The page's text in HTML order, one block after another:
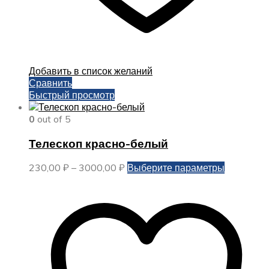
Добавить в список желаний
Сравнить
Быстрый просмотр
0 out of 5
Телескоп красно-белый
230,00 ₽ – 3000,00 ₽ Диапазон
3000,00 ₽
Выберите параметры
вариаций.
Опции
можно
выбрать
на